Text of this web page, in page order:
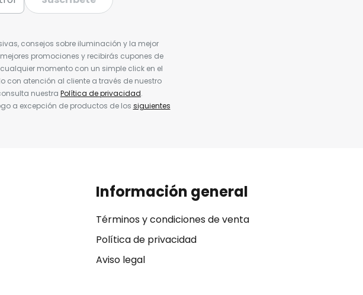
consejos sobre iluminación y la mejor
promociones y recibirás cupones de
momento con un simple click en el
con atención al cliente a través de nuestro
nuestra Política de privacidad.
a excepción de productos de los siguientes
Información general
Términos y condiciones de venta
Política de privacidad
Aviso legal